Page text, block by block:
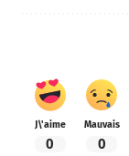
J\'aime
0
Mauvais
0